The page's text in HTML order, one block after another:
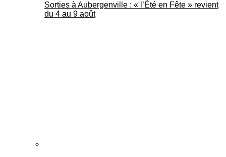
Sorties à Aubergenville : « l’Été en Fête » revient
du 4 au 9 août